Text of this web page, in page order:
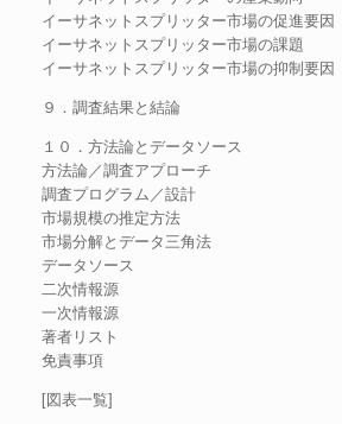
イーサネットスプリッター市場の促進要因
イーサネットスプリッター市場の課題
イーサネットスプリッター市場の抑制要因
９．調査結果と結論
１０．方法論とデータソース
方法論／調査アプローチ
調査プログラム／設計
市場規模の推定方法
市場分解とデータ三角法
データソース
二次情報源
一次情報源
著者リスト
免責事項
[図表一覧]